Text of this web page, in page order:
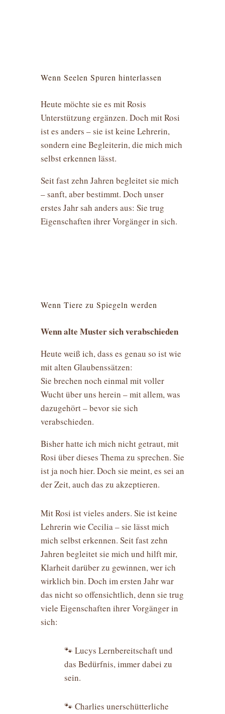
Wenn Seelen Spuren hinterlassen
Heute möchte sie es mit Rosis
Unterstützung ergänzen. Doch mit Rosi
ist es anders – sie ist keine Lehrerin,
sondern eine Begleiterin, die mich mich
selbst erkennen lässt.
Seit fast zehn Jahren begleitet sie mich
– sanft, aber bestimmt. Doch unser
erstes Jahr sah anders aus: Sie trug
Eigenschaften ihrer Vorgänger in sich.
Wenn Tiere zu Spiegeln werden
Wenn alte Muster sich verabschieden
Heute weiß ich, dass es genau so ist wie
mit alten Glaubenssätzen:
Sie brechen noch einmal mit voller
Wucht über uns herein – mit allem, was
dazugehört – bevor sie sich
verabschieden.
Bisher hatte ich mich nicht getraut, mit
Rosi über dieses Thema zu sprechen. Sie
ist ja noch hier. Doch sie meint, es sei an
der Zeit, auch das zu akzeptieren.
Mit Rosi ist vieles anders. Sie ist keine
Lehrerin wie Cecilia – sie lässt mich
mich selbst erkennen. Seit fast zehn
Jahren begleitet sie mich und hilft mir,
Klarheit darüber zu gewinnen, wer ich
wirklich bin. Doch im ersten Jahr war
das nicht so offensichtlich, denn sie trug
viele Eigenschaften ihrer Vorgänger in
sich:
🐾 Lucys Lernbereitschaft und
das Bedürfnis, immer dabei zu
sein.
🐾 Charlies unerschütterliche